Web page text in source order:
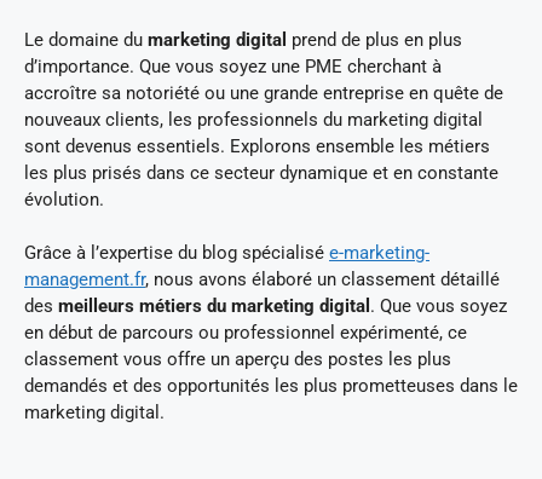
Le domaine du marketing digital prend de plus en plus
d’importance. Que vous soyez une PME cherchant à
accroître sa notoriété ou une grande entreprise en quête de
nouveaux clients, les professionnels du marketing digital
sont devenus essentiels. Explorons ensemble les métiers
les plus prisés dans ce secteur dynamique et en constante
évolution.
Grâce à l’expertise du blog spécialisé e-marketing-
management.fr, nous avons élaboré un classement détaillé
des meilleurs métiers du marketing digital . Que vous soyez
en début de parcours ou professionnel expérimenté, ce
classement vous offre un aperçu des postes les plus
demandés et des opportunités les plus prometteuses dans le
marketing digital.